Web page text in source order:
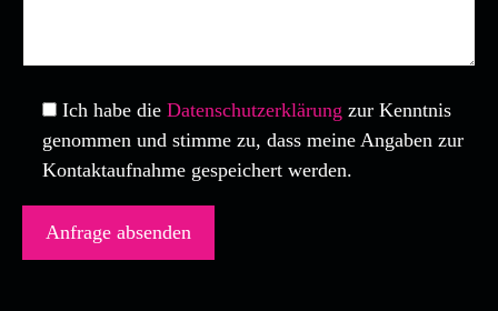
Ich habe die Datenschutzerklärung zur Kenntnis
genommen und stimme zu, dass meine Angaben zur
Kontaktaufnahme gespeichert werden.